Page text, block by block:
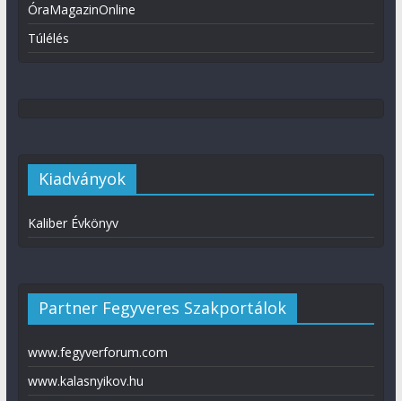
ÓraMagazinOnline
Túlélés
Kiadványok
Kaliber Évkönyv
Partner Fegyveres Szakportálok
www.fegyverforum.com
www.kalasnyikov.hu